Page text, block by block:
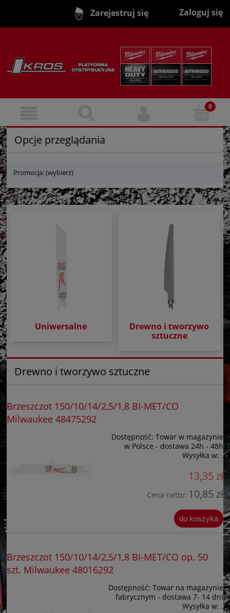
Zarejestruj się Zaloguj się
Opcje przeglądania
Promocja: (wybierz)
Uniwersalne
Drewno i tworzywo
sztuczne
Drewno i tworzywo sztuczne
Brzeszczot 150/10/14/2,5/1,8 BI-MET/CO
Milwaukee 48475292
Dostępność: Towar w magazynie
w Polsce - dostawa 24h - 48h
Wysyłka w: .
13,35 zł
Cena netto: 10,85 zł
do koszyka
Brzeszczot 150/10/14/2,5/1,8 BI-MET/CO op. 50
szt. Milwaukee 48016292
Dostępność: Towar na magazynie
fabrycznym - dostawa 7- 14 dni
Wysyłka w: .